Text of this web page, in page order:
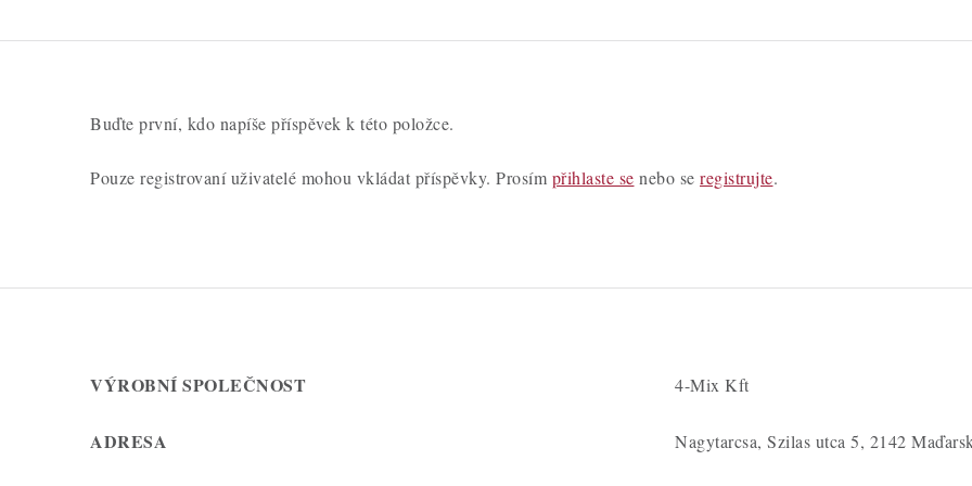
c
n
Buďte první, kdo napíše příspěvek k této položce.
Pouze registrovaní uživatelé mohou vkládat příspěvky. Prosím přihlaste se nebo se registrujte.
VÝROBNÍ SPOLEČNOST 4-Mix Kft
ADRESA Nagytarcsa, Szilas utca 5, 2142